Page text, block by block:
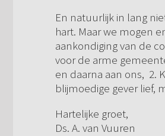
En natuurlijk in lang
hart. Maar we mogen
aankondiging van de
voor de arme
en daarna aan ons, 2.
blijmoedige gever lief,
Hartelijke groet,
Ds. A. van Vuuren